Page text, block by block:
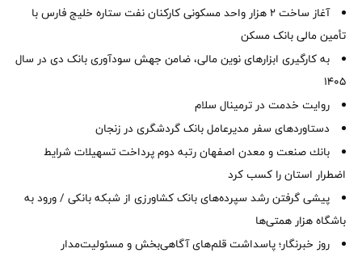
آغاز ساخت ۲ هزار واحد مسکونی کارکنان نفت ستاره خلیج فارس با
تأمین مالی بانک مسکن
به کارگیری ابزارهای نوین مالی، ضامن جهش سودآوری بانک دی در سال
1405
روایت خدمت در ترمینال سلام
دستاوردهای سفر مدیرعامل بانک گردشگری در زنجان
بانك صنعت و معدن اصفهان رتبه دوم پرداخت تسهیلات شرایط
اضطرار استان را كسب كرد
پیشی گرفتن رشد سپرده‌های بانک کشاورزی از شبکه بانکی / ورود به
باشگاه هزار همتی‌ها
روز خبرنگار؛ پاسداشت قلم‌های آگاهی‌بخش و مسئولیت‌مدار